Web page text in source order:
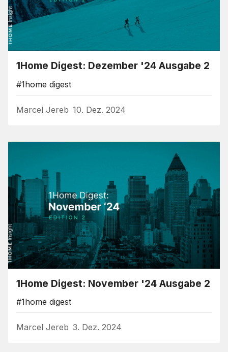
1Home Digest: Dezember '24 Ausgabe 2
#1home digest
Marcel Jereb 10. Dez. 2024
1Home Digest: November '24 Ausgabe 2
#1home digest
Marcel Jereb 3. Dez. 2024